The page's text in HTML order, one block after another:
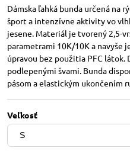
Dámska ľahká bunda určená
šport a intenzívne aktivity vo
jesene. Materiál je tvorený 2,5-
parametrami 10K/10K a navyše
úpravou bez použitia PFC látok.
podlepenými švami. Bunda
pásom a elastickým ukončením
Veľkosť